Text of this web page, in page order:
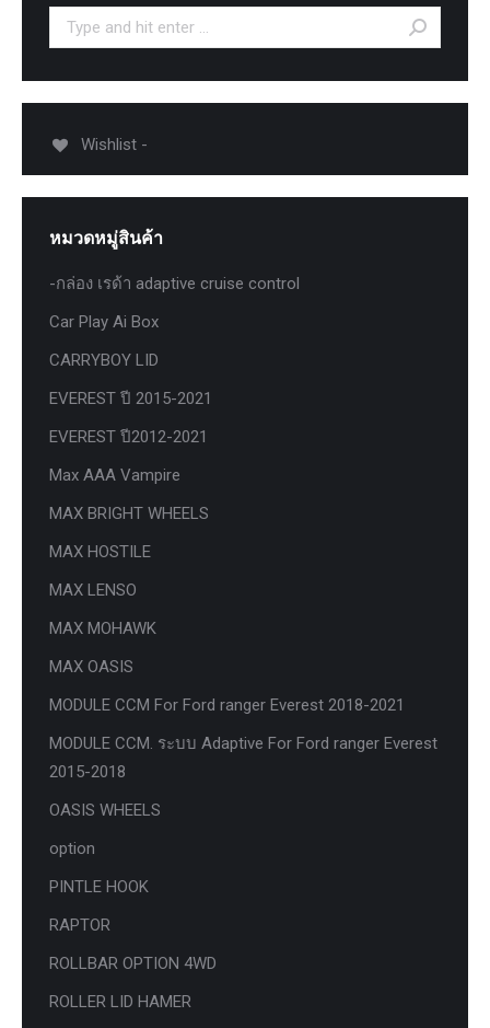
Search:
Wishlist -
หมวดหมู่สินค้า
-กล่อง เรด้า adaptive cruise control
Car Play Ai Box
CARRYBOY LID
EVEREST ปี 2015-2021
EVEREST ปี2012-2021
Max AAA Vampire
MAX BRIGHT WHEELS
MAX HOSTILE
MAX LENSO
MAX MOHAWK
MAX OASIS
MODULE CCM For Ford ranger Everest 2018-2021
MODULE CCM. ระบบ Adaptive For Ford ranger Everest
2015-2018
OASIS WHEELS
option
PINTLE HOOK
RAPTOR
ROLLBAR OPTION 4WD
ROLLER LID HAMER